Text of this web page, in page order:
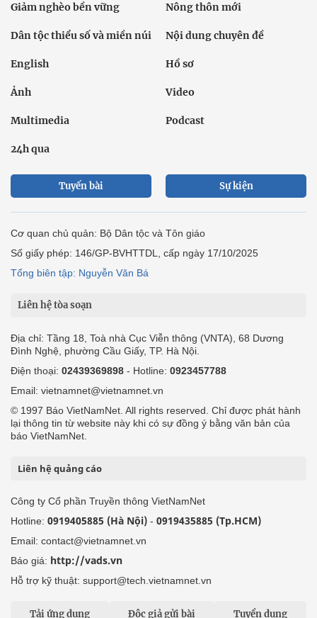
Giảm nghèo bền vững Nông thôn mới
Dân tộc thiểu số và miền núi Nội dung chuyên đề
English Hồ sơ
Ảnh Video
Multimedia Podcast
24h qua
Tuyến bài Sự kiện
Cơ quan chủ quản: Bộ Dân tộc và Tôn giáo
Số giấy phép: 146/GP-BVHTTDL, cấp ngày 17/10/2025
Tổng biên tập: Nguyễn Văn Bá
Liên hệ tòa soạn
Địa chỉ: Tầng 18, Toà nhà Cục Viễn thông (VNTA), 68 Dương
Đình Nghệ, phường Cầu Giấy, TP. Hà Nội.
Điện thoại: 02439369898 - Hotline: 0923457788
Email: vietnamnet@vietnamnet.vn
© 1997 Báo VietNamNet. All rights reserved. Chỉ được phát hành
lại thông tin từ website này khi có sự đồng ý bằng văn bản của
báo VietNamNet.
Liên hệ quảng cáo
Công ty Cổ phần Truyền thông VietNamNet
Hotline: 0919405885 (Hà Nội) - 0919435885 (Tp.HCM)
Email: contact@vietnamnet.vn
Báo giá: http://vads.vn
Hỗ trợ kỹ thuật: support@tech.vietnamnet.vn
Tải ứng dụng Độc giả gửi bài Tuyển dụng